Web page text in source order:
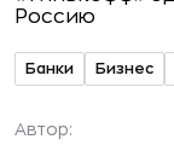
Банки Бизнес
Автор: